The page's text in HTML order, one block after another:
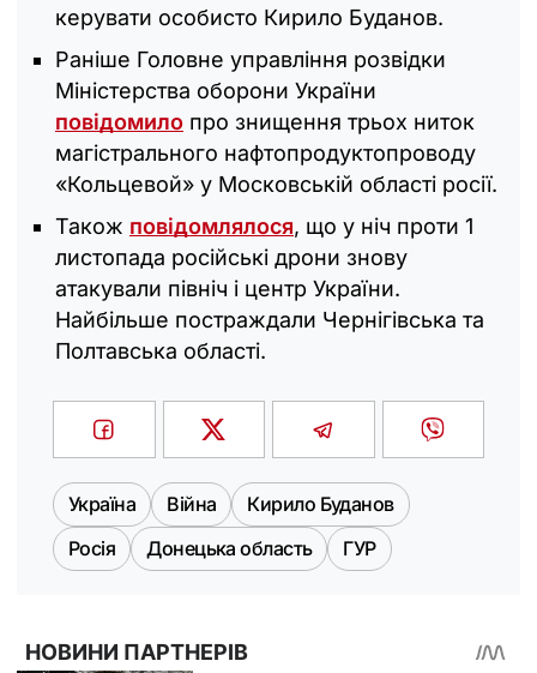
керувати особисто Кирило Буданов.
Раніше Головне управління розвідки
Міністерства оборони України
повідомило про знищення трьох ниток
магістрального нафтопродуктопроводу
«Кольцевой» у Московській області росії.
Також повідомлялося, що у ніч проти 1
листопада російські дрони знову
атакували північ і центр України.
Найбільше постраждали Чернігівська та
Полтавська області.
Україна Війна
Кирило Буданов
Росія
Донецька область ГУР